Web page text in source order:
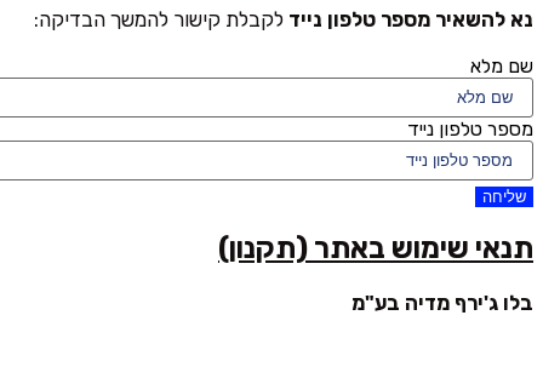
נא להשאיר מספר טלפון נייד לקבלת קישור להמשך הבדיקה:
שם מלא
מספר טלפון נייד
שליחה
תנאי שימוש באתר (תקנון)
בלו ג'ירף מדיה בע"מ